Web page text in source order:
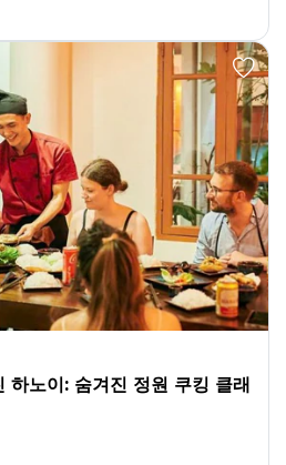
하노이: 숨겨진 정원 쿠킹 클래